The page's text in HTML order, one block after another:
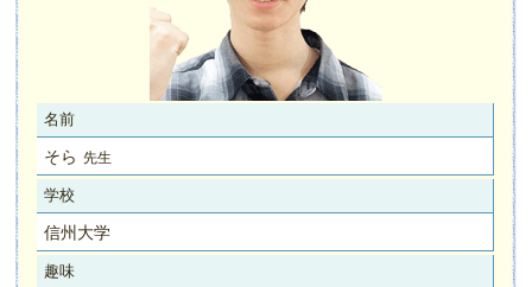
名前
そら 先生
学校
信州大学
趣味